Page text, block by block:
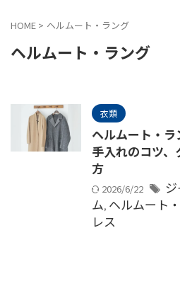
HOME > ヘルムート・ラング
ヘルムート・ラング
衣類
ヘルムート・
手入れのコツ
方
2026/6/22
ム, ヘルムート
レス